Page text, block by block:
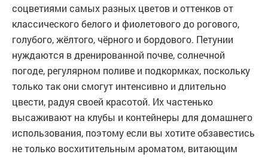
соцветиями самых разных цветов и оттенков от
классического белого и фиолетового до рогового,
голубого, жёлтого, чёрного и бордового. Петунии
нуждаются в дренированной почве, солнечной
погоде, регулярном поливе и подкормках, поскольку
только так они смогут интенсивно и длительно
цвести, радуя своей красотой. Их частенько
высаживают на клубы и контейнеры для домашнего
использования, поэтому если вы хотите обзавестись
не только восхитительным ароматом, витающим